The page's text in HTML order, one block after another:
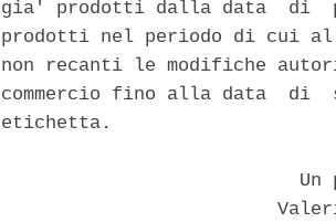
gia' prodotti dalla data  di
prodotti nel periodo di cui al
non recanti le modifiche
commercio fino alla data  di
etichetta.
Un